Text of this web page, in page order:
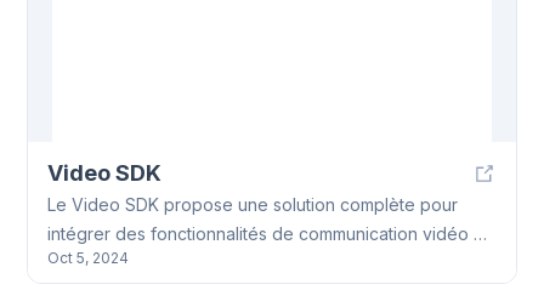
Video SDK
Le Video SDK propose une solution complète pour
intégrer des fonctionnalités de communication vidéo en
temps réel. Il offre une intégration facile, supportant
Oct 5, 2024